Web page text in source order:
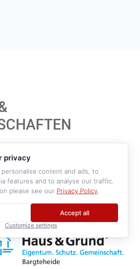
privacy
content and ads, to
features and to analyse our traffic.
please see our Privacy Policy
Accept all
Customize settings